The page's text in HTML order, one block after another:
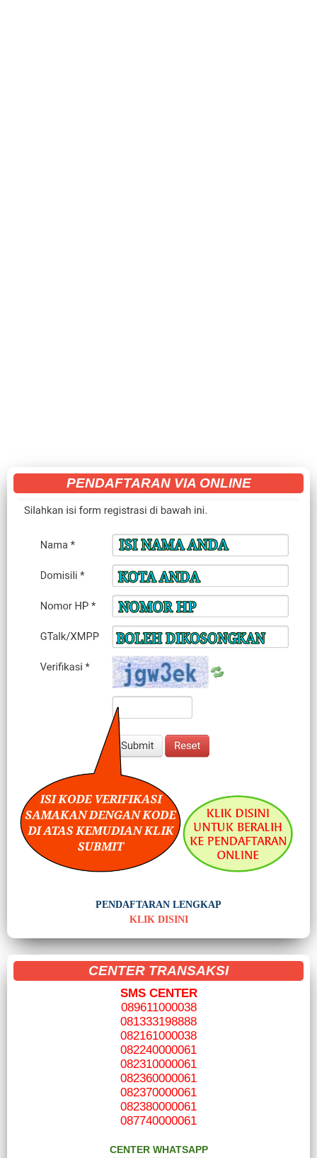
PENDAFTARAN VIA ONLINE
PENDAFTARAN LENGKAP
KLIK DISINI
CENTER TRANSAKSI
SMS CENTER
089611000038
081333198888
082161000038
082240000061
082310000061
082360000061
082370000061
082380000061
087740000061
CENTER WHATSAPP